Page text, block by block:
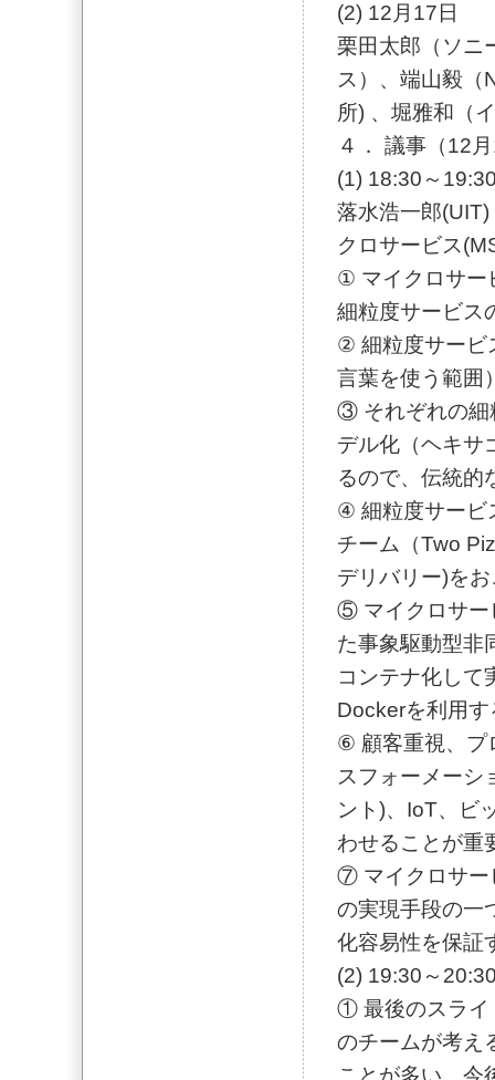
(2) 12月17日
栗田太郎（ソニ
ス）、端山毅（
所) 、堀雅和（
４． 議事（12
(1) 18:30～
落水浩一郎
クロサービス
① マイクロサー
細粒度サービス
② 細粒度サービ
言葉を使う範囲
③ それぞれの細
デル化（ヘキ
るので、伝統的
④ 細粒度サービ
チーム（Two
デリバリー)を
⑤ マイクロサー
た事象駆動型非
コンテナ化して
Dockerを利用
⑥ 顧客重視、プ
スフォーメーシ
ント)、IoT、ビ
わせることが重
⑦ マイクロサー
の実現手段の一
化容易性を保証
(2) 19:30～
① 最後のスライ
のチームが考え
ことが多い。今